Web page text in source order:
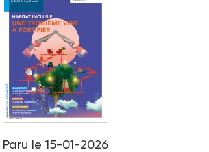
Paru le 15-01-2026